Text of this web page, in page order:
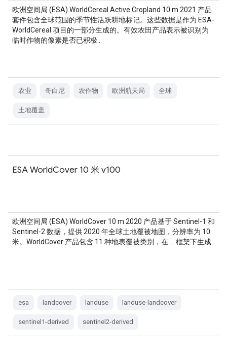
欧洲空间局 (ESA) WorldCereal Active Cropland 10 m 2021 产品
套件包含全球范围的季节性活跃耕地标记。这些数据是作为 ESA-
WorldCereal 项目的一部分生成的。有效农田产品表示被识别为
临时作物的像素是否已积极…
农业 哥白尼 农作物 欧洲航天局 全球
土地覆盖
ESA WorldCover 10 米 v100
欧洲空间局 (ESA) WorldCover 10 m 2020 产品基于 Sentinel-1 和
Sentinel-2 数据，提供 2020 年全球土地覆被地图，分辨率为 10
米。WorldCover 产品包含 11 种地表覆被类别，在 … 框架下生成
esa landcover landuse landuse-landcover
sentinel1-derived sentinel2-derived